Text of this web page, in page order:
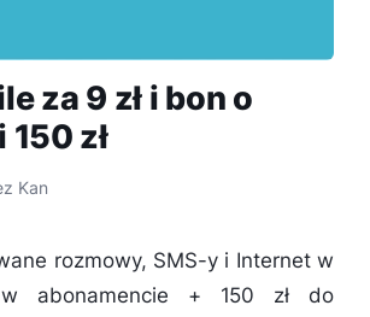
za 9 zł i bon o
zł
Kan
rozmowy, SMS-y i Internet w
abonamencie + 150 zł do